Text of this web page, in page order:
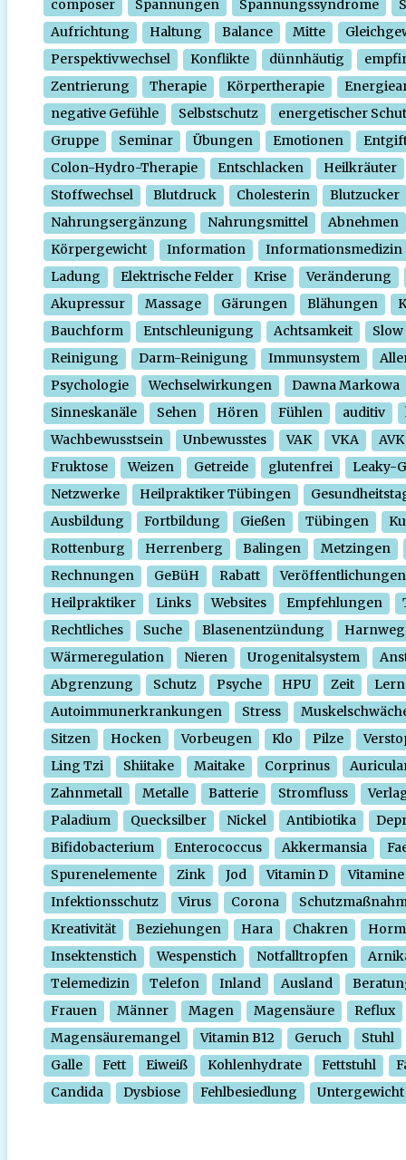
composer Spannungen Spannungssyndrome
Aufrichtung
Haltung Balance Mitte
Perspektivwechsel
Konflikte dünnhäutig
Zentrierung
Therapie Körpertherapie
negative Gefühle
Selbstschutz
energetischer
Gruppe
Seminar Übungen Emotionen
Colon-Hydro-Therapie
Entschlacken
Heilkräuter
Stoffwechsel
Blutdruck Cholesterin
Blutzucker
Nahrungsergänzung
Nahrungsmittel
Abnehmen
Körpergewicht
Information
Informationsmedizin
Ladung
Elektrische Felder Krise
Veränderung
Akupressur
Massage Gärungen Blähungen
Bauchform
Entschleunigung Achtsamkeit
Slow
Reinigung
Darm-Reinigung Immunsystem
Psychologie
Wechselwirkungen
Dawna Markowa
Sinneskanäle
Sehen Hören Fühlen auditiv
Wachbewusstsein
Unbewusstes VAK VKA
AVK
Fruktose
Weizen Getreide glutenfrei
Leaky-
Netzwerke
Heilpraktiker Tübingen
Ausbildung
Fortbildung Gießen Tübingen
Rottenburg
Herrenberg Balingen
Metzingen
Rechnungen
GeBüH Rabatt
Veröffentlichungen
Heilpraktiker
Links Websites Empfehlungen
Rechtliches
Suche Blasenentzündung
Wärmeregulation
Nieren Urogenitalsystem
Abgrenzung
Schutz Psyche HPU Zeit
Autoimmunerkrankungen
Stress
Sitzen
Hocken Vorbeugen Klo Pilze
Ling Tzi
Shiitake Maitake Corprinus
Zahnmetall
Metalle Batterie Stromfluss
Paladium
Quecksilber Nickel Antibiotika
Bifidobacterium
Enterococcus Akkermansia
Spurenelemente
Zink Jod Vitamin D
Vitamine
Infektionsschutz
Virus Corona
Kreativität
Beziehungen Hara Chakren
Insektenstich
Wespenstich Notfalltropfen
Telemedizin
Telefon Inland Ausland
Frauen
Männer Magen Magensäure
Reflux
Magensäuremangel
Vitamin B12 Geruch
Stuhl
Galle
Fett Eiweiß Kohlenhydrate Fettstuhl
Candida
Dysbiose Fehlbesiedlung Untergewicht